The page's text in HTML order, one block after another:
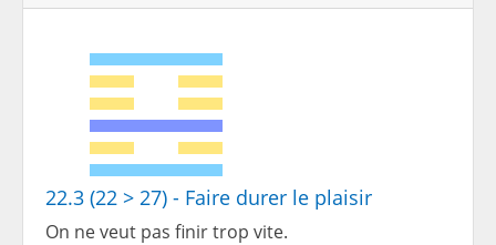
22.3 (22 > 27) - Faire durer le plaisir
On ne veut pas finir trop vite.